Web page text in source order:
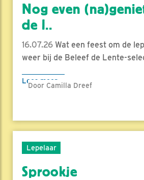
Nog even
de l..
16.07.26 Wat een feest om de
weer bij de Beleef de Lente-
Lees meer
Door Camilla Dreef
Lepelaar
Sprookje